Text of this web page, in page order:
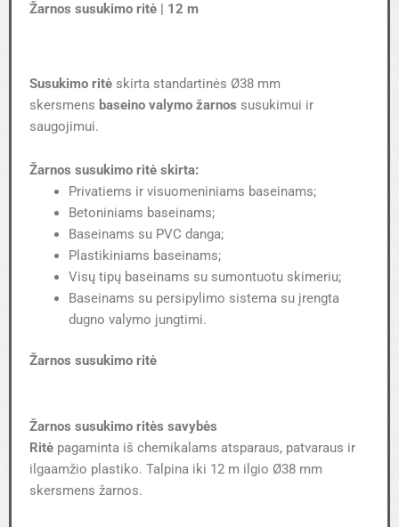
Žarnos susukimo ritė | 12 m
Susukimo ritė skirta standartinės Ø38 mm
skersmens baseino valymo žarnos susukimui ir
saugojimui.
Žarnos susukimo ritė skirta:
Privatiems ir visuomeniniams baseinams;
Betoniniams baseinams;
Baseinams su PVC danga;
Plastikiniams baseinams;
Visų tipų baseinams su sumontuotu skimeriu;
Baseinams su persipylimo sistema su įrengta
dugno valymo jungtimi.
Žarnos susukimo ritė
Žarnos susukimo ritės savybės
Ritė pagaminta iš chemikalams atsparaus, patvaraus ir
ilgaamžio plastiko. Talpina iki 12 m ilgio Ø38 mm
skersmens žarnos.